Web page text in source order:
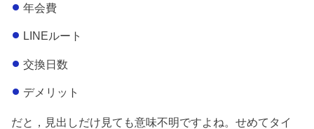
年会費
LINEルート
交換日数
デメリット
だと，見出しだけ見ても意味不明ですよね。せめてタイ